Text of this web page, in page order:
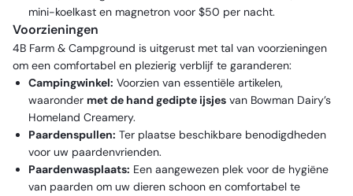
mini-koelkast en magnetron voor $50 per nacht.
Voorzieningen
4B Farm & Campground is uitgerust met tal van voorzieningen
om een comfortabel en plezierig verblijf te garanderen:
Campingwinkel: Voorzien van essentiële artikelen,
waaronder met de hand gedipte ijsjes van Bowman Dairy’s
Homeland Creamery.
Paardenspullen: Ter plaatse beschikbare benodigdheden
voor uw paardenvrienden.
Paardenwasplaats: Een aangewezen plek voor de hygiëne
van paarden om uw dieren schoon en comfortabel te